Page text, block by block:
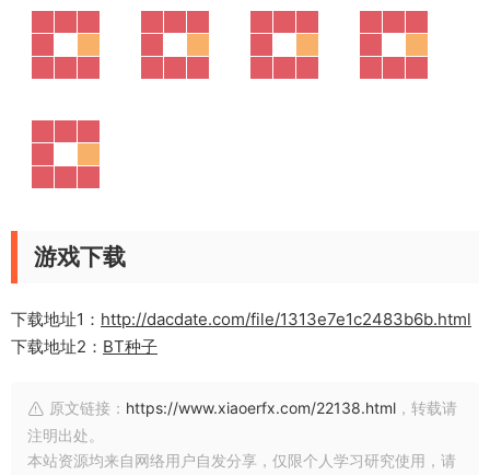
游戏下载
下载地址1： http://dacdate.com/file/1313e7e1c2483b6b.html
下载地址2： BT种子
原文链接： https://www.xiaoerfx.com/22138.html ，转载请
注明出处。
本站资源均来自网络用户自发分享，仅限个人学习研究使用，请